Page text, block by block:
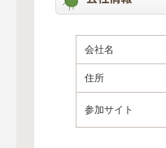
会社名
住所
参加サイト